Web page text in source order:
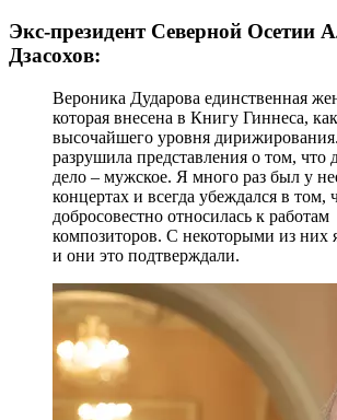
Экс-президент Северной Осетии
Дзасохов:
Вероника Дударова единственная
которая внесена в Книгу Гиннеса,
высочайшего уровня
разрушила представления о том, что
дело – мужское. Я много раз был у
концертах и всегда убеждался в том,
добросовестно относилась к работам
композиторов. С некоторыми из них
и они это подтверждали.